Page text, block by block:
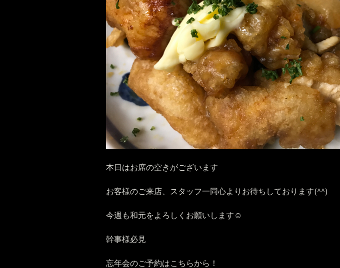
本日はお席の空きがございます
お客様のご来店、スタッフ一同心よりお待ちしております(^^)
今週も和元をよろしくお願いします☺️
幹事様必見
忘年会のご予約はこちらから！